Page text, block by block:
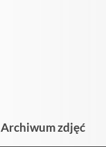
Archiwum zdjęć